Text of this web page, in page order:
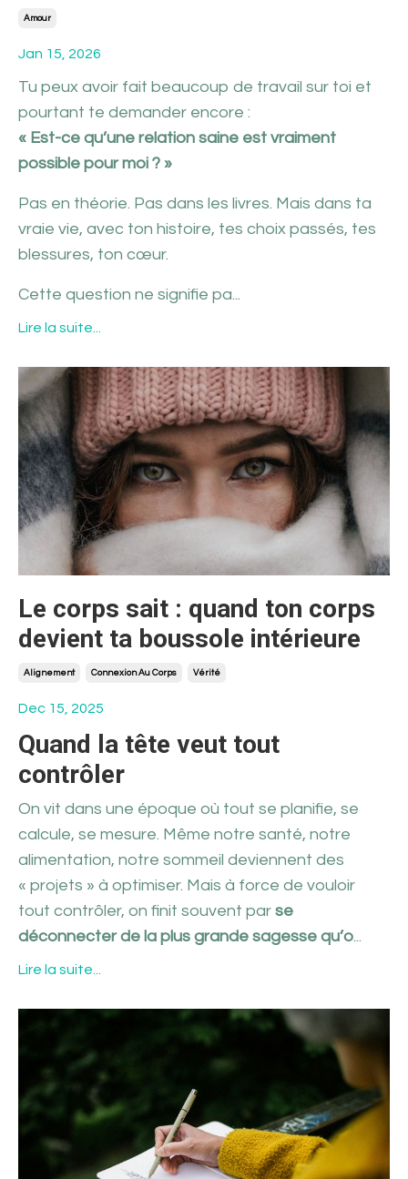
Amour
Jan 15, 2026
Tu peux avoir fait beaucoup de travail sur toi et
pourtant te demander encore :
« Est-ce qu’une relation saine est vraiment
possible pour moi ? »
Pas en théorie. Pas dans les livres. Mais dans ta
vraie vie, avec ton histoire, tes choix passés, tes
blessures, ton cœur.
Cette question ne signifie pa...
Lire la suite...
Le corps sait : quand ton corps
devient ta boussole intérieure
Alignement Connexion Au Corps Vérité
Dec 15, 2025
Quand la tête veut tout
contrôler
On vit dans une époque où tout se planifie, se
calcule, se mesure. Même notre santé, notre
alimentation, notre sommeil deviennent des
« projets » à optimiser. Mais à force de vouloir
tout contrôler, on finit souvent par se
déconnecter de la plus grande sagesse qu’o...
Lire la suite...